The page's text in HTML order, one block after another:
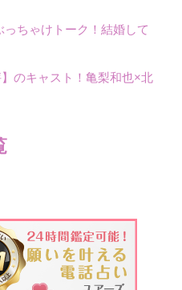
ちゃけトーク！結婚して
のキャスト！亀梨和也×北